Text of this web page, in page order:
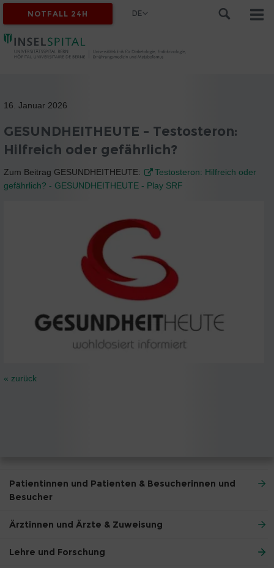
NOTFALL 24H DE
16. Januar 2026
GESUNDHEITHEUTE - Testosteron:
Hilfreich oder gefährlich?
Zum Beitrag GESUNDHEITHEUTE:
Testosteron: Hilfreich oder
gefährlich? - GESUNDHEITHEUTE - Play SRF
« zurück
Patientinnen und Patienten & Besucherinnen und
Besucher
Ärztinnen und Ärzte & Zuweisung
Lehre und Forschung